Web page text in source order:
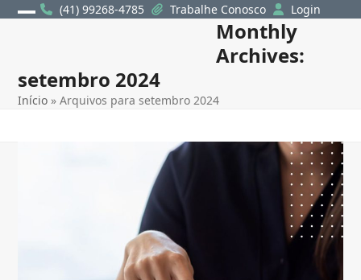
Skip
(41) 99268-4785 Trabalhe Conosco Login
menu
menu
Monthly
Archives:
setembro 2024
Início »Arquivos para setembro 2024